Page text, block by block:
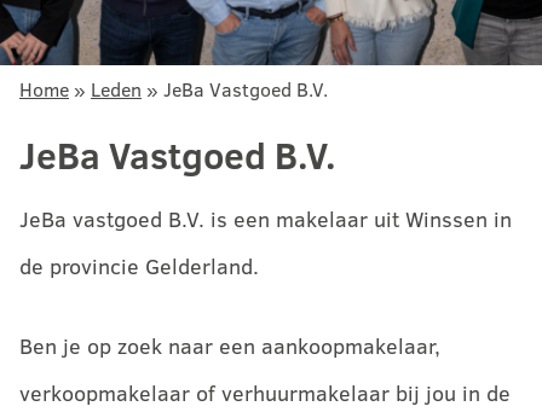
Home » Leden » JeBa Vastgoed B.V.
JeBa Vastgoed B.V.
JeBa vastgoed B.V. is een makelaar uit Winssen in
de provincie Gelderland.
Ben je op zoek naar een aankoopmakelaar,
verkoopmakelaar of verhuurmakelaar bij jou in de